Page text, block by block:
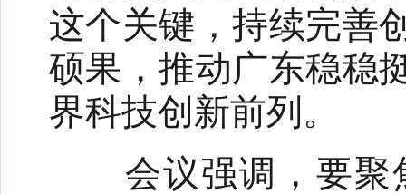
这个关键，持续完善
硕果，推动广东稳稳
界科技创新前列。
会议强调，要聚